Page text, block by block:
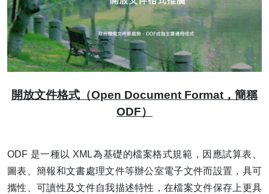
開放文件格式（Open Document Format，簡稱
ODF）
ODF 是一種以 XML為基礎的檔案格式規範，因應試算表、
圖表、簡報和文書處理文件等辦公室電子文件而設置，具可
攜性、可讀性及文件自我描述特性，在檔案文件保存上更具